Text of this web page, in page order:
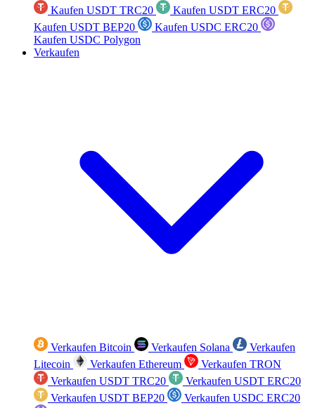
Kaufen USDT TRC20
Kaufen USDT ERC20
Kaufen USDT BEP20
Kaufen USDC ERC20
Kaufen USDC Polygon
Verkaufen
Verkaufen Bitcoin Verkaufen Solana
Verkaufen
Litecoin
Verkaufen Ethereum
Verkaufen TRON
Verkaufen USDT TRC20
Verkaufen USDT ERC20
Verkaufen USDT BEP20
Verkaufen USDC ERC20